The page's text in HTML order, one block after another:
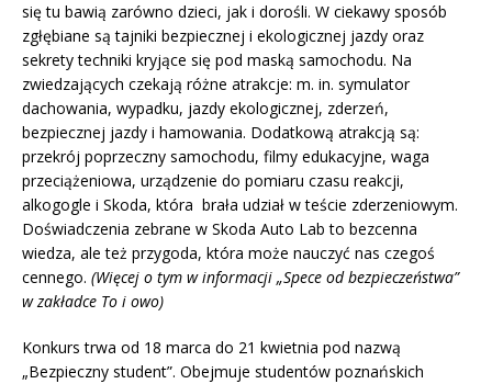
się tu bawią zarówno dzieci, jak i dorośli. W ciekawy sposób
zgłębiane są tajniki bezpiecznej i ekologicznej jazdy oraz
sekrety techniki kryjące się pod maską samochodu. Na
zwiedzających czekają różne atrakcje: m. in. symulator
dachowania, wypadku, jazdy ekologicznej, zderzeń,
bezpiecznej jazdy i hamowania. Dodatkową atrakcją są:
przekrój poprzeczny samochodu, filmy edukacyjne, waga
przeciążeniowa, urządzenie do pomiaru czasu reakcji,
alkogogle i Skoda, która brała udział w teście zderzeniowym.
Doświadczenia zebrane w Skoda Auto Lab to bezcenna
wiedza, ale też przygoda, która może nauczyć nas czegoś
cennego. (Więcej o tym w informacji „Spece od bezpieczeństwa”
w zakładce To i owo)
Konkurs trwa od 18 marca do 21 kwietnia pod nazwą
„Bezpieczny student”. Obejmuje studentów poznańskich